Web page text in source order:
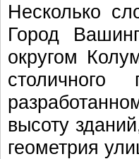
Несколько
Город
округом
высоту
геометрия